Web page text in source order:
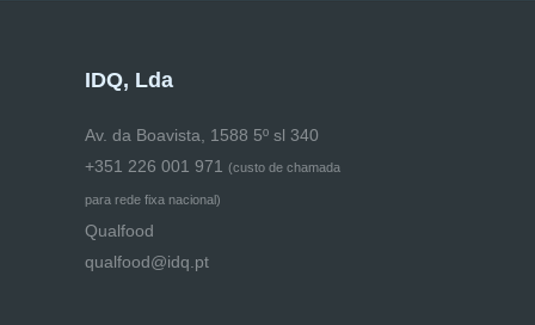
IDQ, Lda
Av. da Boavista, 1588 5º sl 340
+351 226 001 971 (custo de chamada
para rede fixa nacional)
Qualfood
qualfood@idq.pt